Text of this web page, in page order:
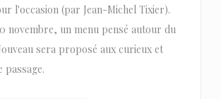
l'occasion (par Jean-Michel Tixier).
novembre, un menu pensé autour du
sera proposé aux curieux et
passage.